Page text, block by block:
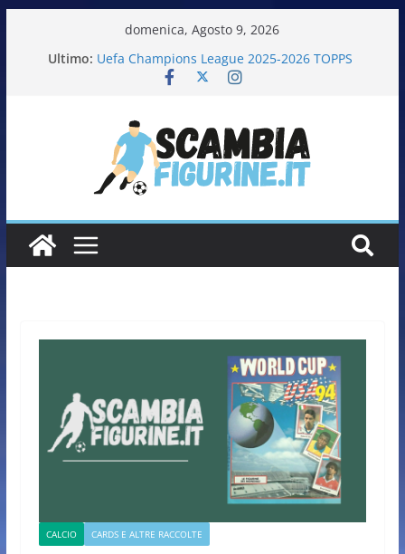
domenica, Agosto 9, 2026
Ultimo: Uefa Champions League 2025-2026 TOPPS
Fifa World Cup 2026 PANINI
Calciatori Serie B BKT 2025-2026 PANINI
CALCIO CARDS E ALTRE RACCOLTE